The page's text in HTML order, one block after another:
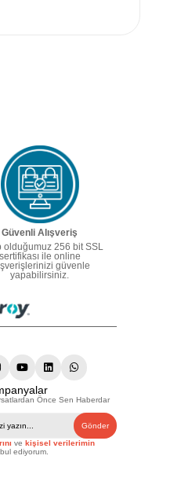
Güvenli Alışveriş
olduğumuz 256 bit SSL
sertifikası ile online
güvenle
yapabilirsiniz.
Önce Sen Haberdar
Gönder
ve kişisel verilerimin
ediyorum.